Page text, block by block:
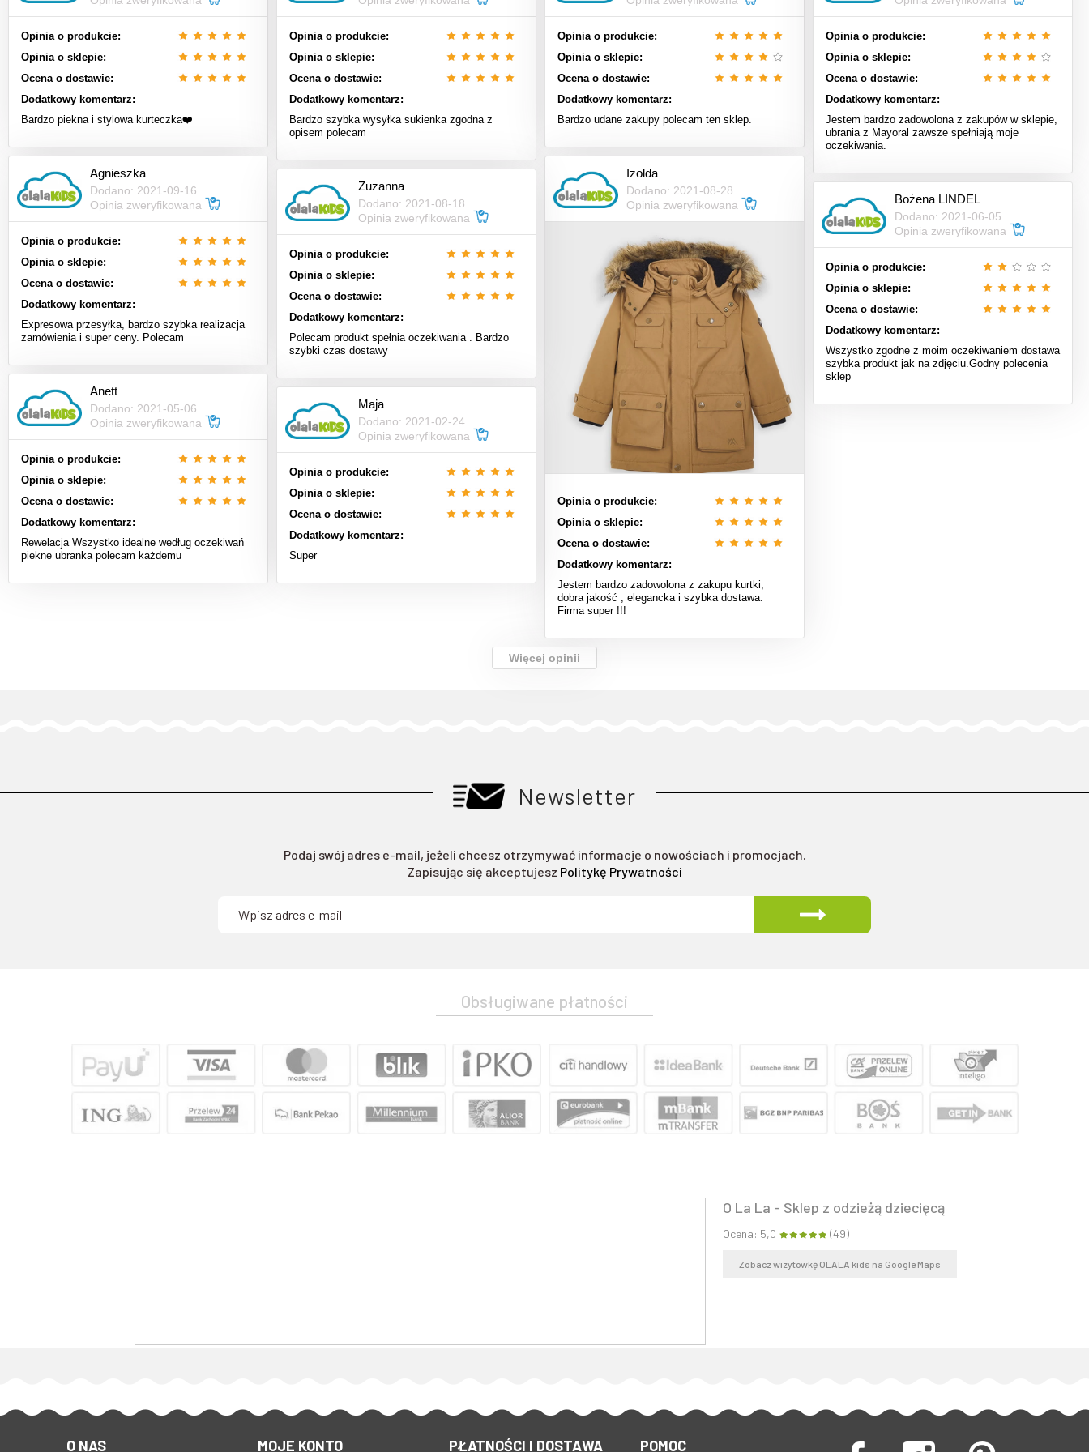
Opinia o produkcie:
Opinia o sklepie:
Ocena o dostawie:
Dodatkowy komentarz:
Bardzo piekna i stylowa kurteczka❤️
Opinia o produkcie:
Opinia o sklepie:
Ocena o dostawie:
Dodatkowy komentarz:
Bardzo szybka wysyłka sukienka zgodna z
opisem polecam
Opinia o produkcie:
Opinia o sklepie:
Ocena o dostawie:
Dodatkowy komentarz:
Bardzo udane zakupy polecam ten sklep.
Opinia o produkcie:
Opinia o sklepie:
Ocena o dostawie:
Dodatkowy komentarz:
Jestem bardzo zadowolona z zakupów w sklepie,
ubrania z Mayoral zawsze spełniają moje
oczekiwania.
Agnieszka
Dodano: 2021-09-16
Opinia zweryfikowana
Opinia o produkcie:
Opinia o sklepie:
Ocena o dostawie:
Dodatkowy komentarz:
Expresowa przesyłka, bardzo szybka realizacja
zamówienia i super ceny. Polecam
Izolda
Dodano: 2021-08-28
Opinia zweryfikowana
Opinia o produkcie:
Opinia o sklepie:
Ocena o dostawie:
Dodatkowy komentarz:
Jestem bardzo zadowolona z zakupu kurtki,
dobra jakość , elegancka i szybka dostawa.
Firma super !!!
Zuzanna
Dodano: 2021-08-18
Opinia zweryfikowana
Opinia o produkcie:
Opinia o sklepie:
Ocena o dostawie:
Dodatkowy komentarz:
Polecam produkt spełnia oczekiwania . Bardzo
szybki czas dostawy
Bożena LINDEL
Dodano: 2021-06-05
Opinia zweryfikowana
Opinia o produkcie:
Opinia o sklepie:
Ocena o dostawie:
Dodatkowy komentarz:
Wszystko zgodne z moim oczekiwaniem dostawa
szybka produkt jak na zdjęciu.Godny polecenia
sklep
Anett
Dodano: 2021-05-06
Opinia zweryfikowana
Opinia o produkcie:
Opinia o sklepie:
Ocena o dostawie:
Dodatkowy komentarz:
Rewelacja Wszystko idealne według oczekiwań
piekne ubranka polecam każdemu
Maja
Dodano: 2021-02-24
Opinia zweryfikowana
Opinia o produkcie:
Opinia o sklepie:
Ocena o dostawie:
Dodatkowy komentarz:
Super
Więcej opinii
Newsletter
Podaj swój adres e-mail, jeżeli chcesz otrzymywać informacje o nowościach i promocjach.
Zapisując się akceptujesz Politykę Prywatności
Obsługiwane płatności
O La La - Sklep z odzieżą dziecięcą
Ocena: 5,0 (49)
Zobacz wizytówkę OLALA kids na Google Maps
O NAS MOJE KONTO PŁATNOŚCI I DOSTAWA POMOC